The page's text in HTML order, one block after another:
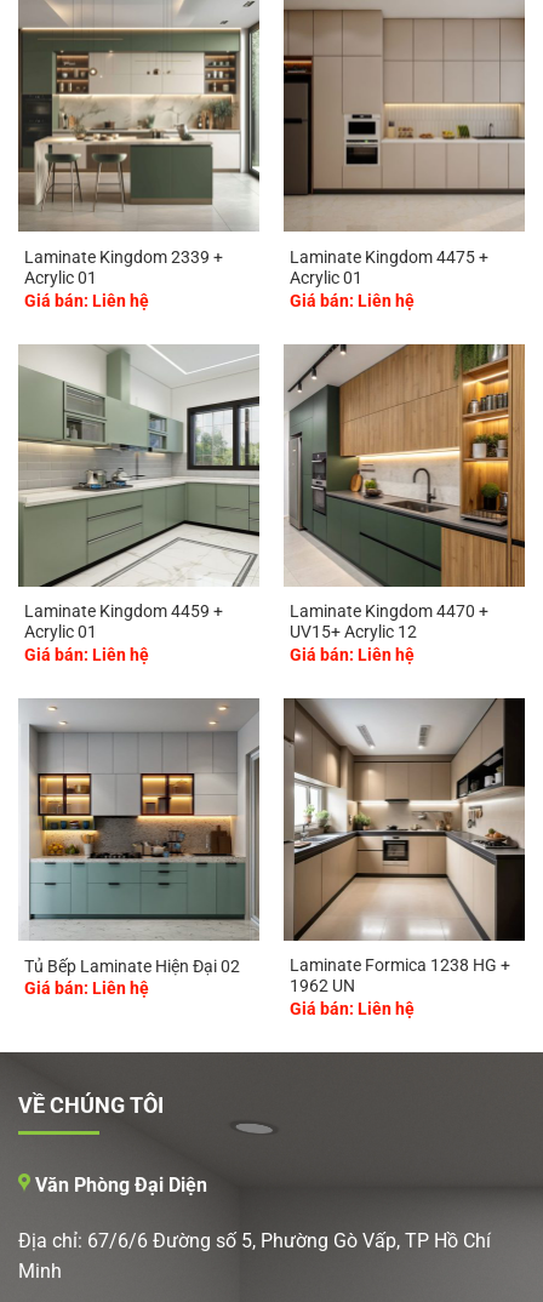
Laminate Kingdom 2339 +
Acrylic 01
Giá bán: Liên hệ
Laminate Kingdom 4475 +
Acrylic 01
Giá bán: Liên hệ
Laminate Kingdom 4459 +
Acrylic 01
Giá bán: Liên hệ
Laminate Kingdom 4470 +
UV15+ Acrylic 12
Giá bán: Liên hệ
Tủ Bếp Laminate Hiện Đại 02
Giá bán: Liên hệ
Laminate Formica 1238 HG +
1962 UN
Giá bán: Liên hệ
VỀ CHÚNG TÔI
Văn Phòng Đại Diện
Địa chỉ: 67/6/6 Đường số 5, Phường Gò Vấp, TP Hồ Chí
Minh